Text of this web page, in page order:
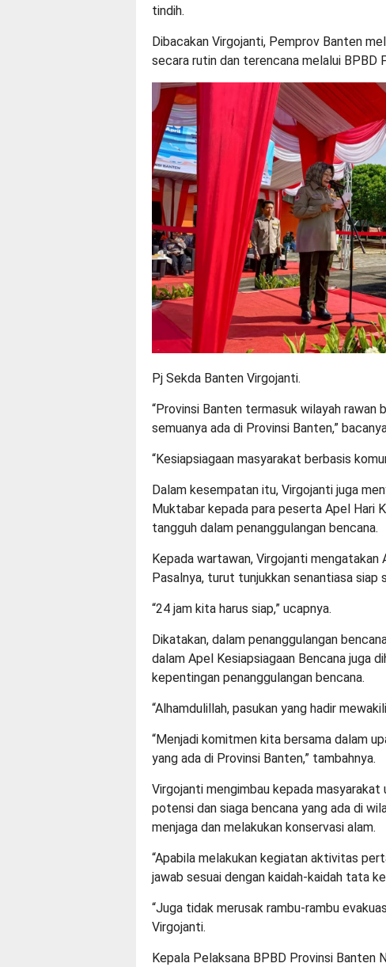
tindih.
Dibacakan Virgojanti, Pemprov Banten
secara rutin dan terencana melalui BPBD
Pj Sekda Banten Virgojanti.
“Provinsi Banten termasuk wilayah rawan
semuanya ada di Provinsi Banten,”
“Kesiapsiagaan masyarakat berbasis
Dalam kesempatan itu, Virgojanti juga
Muktabar kepada para peserta Apel Hari
tangguh dalam penanggulangan bencana.
Kepada wartawan, Virgojanti
Pasalnya, turut tunjukkan senantiasa siap
“24 jam kita harus siap,” ucapnya.
Dikatakan, dalam penanggulangan
dalam Apel Kesiapsiagaan Bencana juga
kepentingan penanggulangan bencana.
“Alhamdulillah, pasukan yang hadir
“Menjadi komitmen kita bersama dalam
yang ada di Provinsi Banten,” tambahnya.
Virgojanti mengimbau kepada
potensi dan siaga bencana yang ada di
menjaga dan melakukan konservasi alam.
“Apabila melakukan kegiatan aktivitas
jawab sesuai dengan kaidah-kaidah tata
“Juga tidak merusak rambu-rambu
Virgojanti.
Kepala Pelaksana BPBD Provinsi Banten